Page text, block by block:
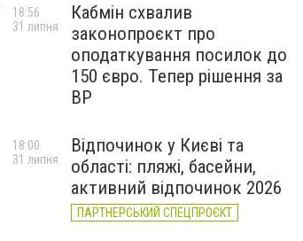
Кабмін схвалив
законопроєкт про
оподаткування посилок до
150 євро. Тепер рішення за
ВР
18:56
31 липня
Відпочинок у Києві та
області: пляжі, басейни,
активний відпочинок 2026
ПАРТНЕРСЬКИЙ СПЕЦПРОЄКТ
18:00
31 липня